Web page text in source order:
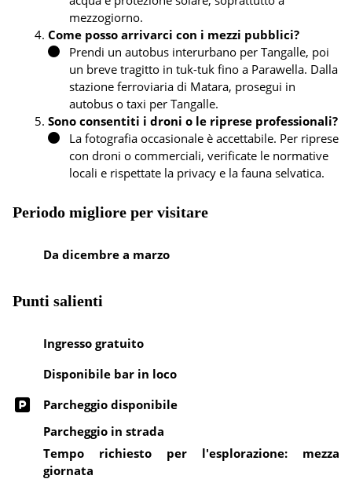
mezzogiorno.
Come posso arrivarci con i mezzi pubblici?
Prendi un autobus interurbano per Tangalle, poi
un breve tragitto in tuk-tuk fino a Parawella. Dalla
stazione ferroviaria di Matara, prosegui in
autobus o taxi per Tangalle.
Sono consentiti i droni o le riprese professionali?
La fotografia occasionale è accettabile. Per riprese
con droni o commerciali, verificate le normative
locali e rispettate la privacy e la fauna selvatica.
Periodo migliore per visitare
Da dicembre a marzo
Punti salienti
Ingresso gratuito
Disponibile bar in loco
Parcheggio disponibile
Parcheggio in strada
Tempo richiesto per l'esplorazione: mezza
giornata